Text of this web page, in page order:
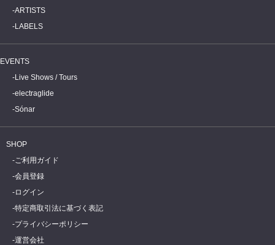
ARTISTS
LABELS
EVENTS
Live Shows / Tours
electraglide
Sónar
SHOP
ご利用ガイド
会員登録
ログイン
特定商取引法に基づく表記
プライバシーポリシー
運営会社